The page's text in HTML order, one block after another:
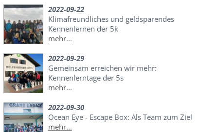
2022-09-22
Klimafreundliches und geldsparendes
Kennenlernen der 5k
mehr...
2022-09-29
Gemeinsam erreichen wir mehr:
Kennenlerntage der 5s
mehr...
2022-09-30
Ocean Eye - Escape Box: Als Team zum Ziel
mehr...